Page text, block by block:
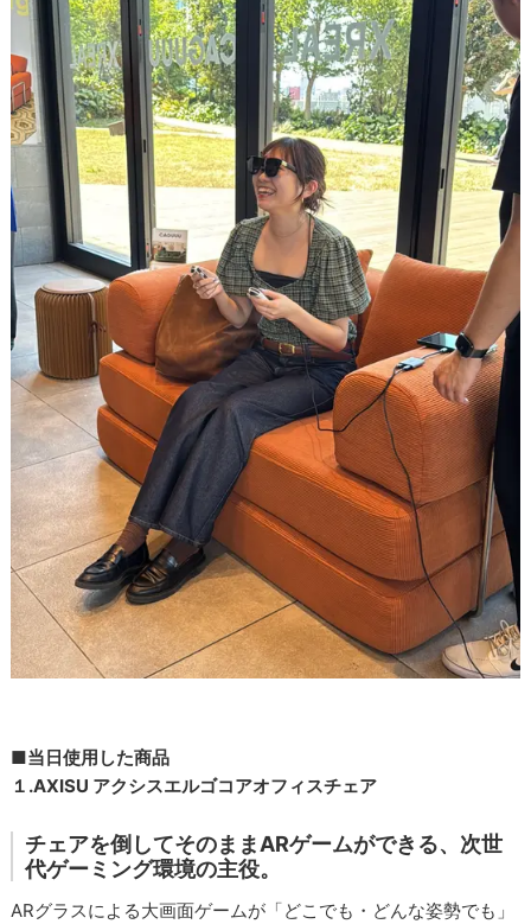
■当日使用した商品
１.AXISU アクシスエルゴコアオフィスチェア
チェアを倒してそのままARゲームができる、次世
代ゲーミング環境の主役。
ARグラスによる大画面ゲームが「どこでも・どんな姿勢でも」